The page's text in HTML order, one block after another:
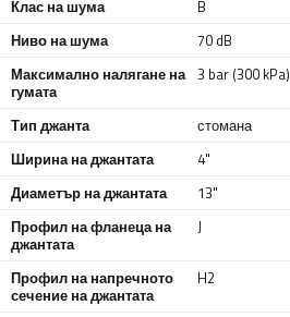
Клас на шума
B
Ниво на шума
70 dB
Максимално налягане на
гумата
3 bar (300 kPa)
Тип джанта
стомана
Ширина на джантата
4"
Диаметър на джантата
13"
Профил на фланеца на
джантата
J
Профил на напречното
сечение на джантата
H2